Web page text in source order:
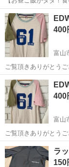
レーターや検査作業
赴任旅費会社負担★
通勤OK！無料駐車場
長野 茅野市
400
富山
ご覧頂きありがとう
ツになります⭐︎（160
と思います⭐︎ サイズ
富山 富山市
400
富山
ご覧頂きありがとう
ツになります。（120
かと思います⭐︎ サイズ
富山 富山市
ラ
150